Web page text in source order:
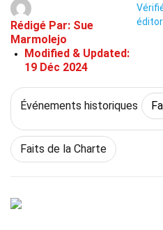
Rédigé Par: Sue
Marmolejo
Modified & Updated:
19 Déc 2024
Événements historiques
Faits de la Charte